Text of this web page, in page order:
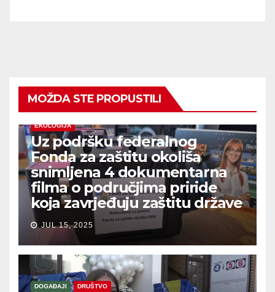
MOŽDA STE PROPUSTILI
EKOLOGIJA
Uz podršku federalnog
Fonda za zaštitu okoliša
snimljena 4 dokumentarna
filma o područjima priride
koja zavrjeđuju zaštitu države
JUL 15, 2025
DOGAĐAJI DRUŠTVO